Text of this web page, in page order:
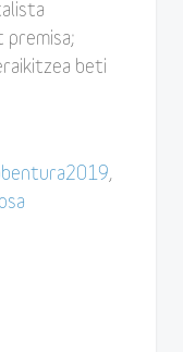
premisa;
beti
,